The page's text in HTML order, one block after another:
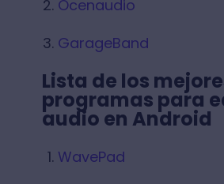
Ocenaudio
GarageBand
Lista de los
programas para
audio en Android
WavePad